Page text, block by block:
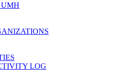
UMH
LOG